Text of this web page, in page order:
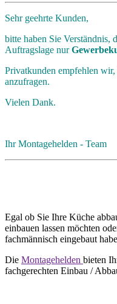
Sehr geehrte Kunden,
bitte haben Sie Verständnis,
Auftragslage nur
Privatkunden empfehlen
anzufragen.
Vielen Dank.
Ihr Montagehelden - Team
Egal ob Sie Ihre Küche
einbauen lassen möchten
fachmännisch eingebaut
Die Montagehelden bieten
fachgerechten Einbau /